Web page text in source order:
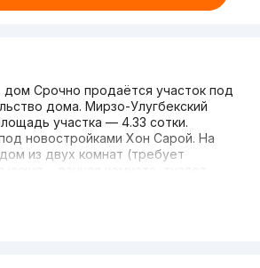
дом Срочно продаётся участок под
дома. Мирзо-Улугбекский
участка — 4.33 сотки.
новостройками Хон Сарой. На
из двух комнат (требует
- ванная комната, туалет, -
гараж с ямой, - двухкомнатная
курятник, - голубятник, - сарай. Цена